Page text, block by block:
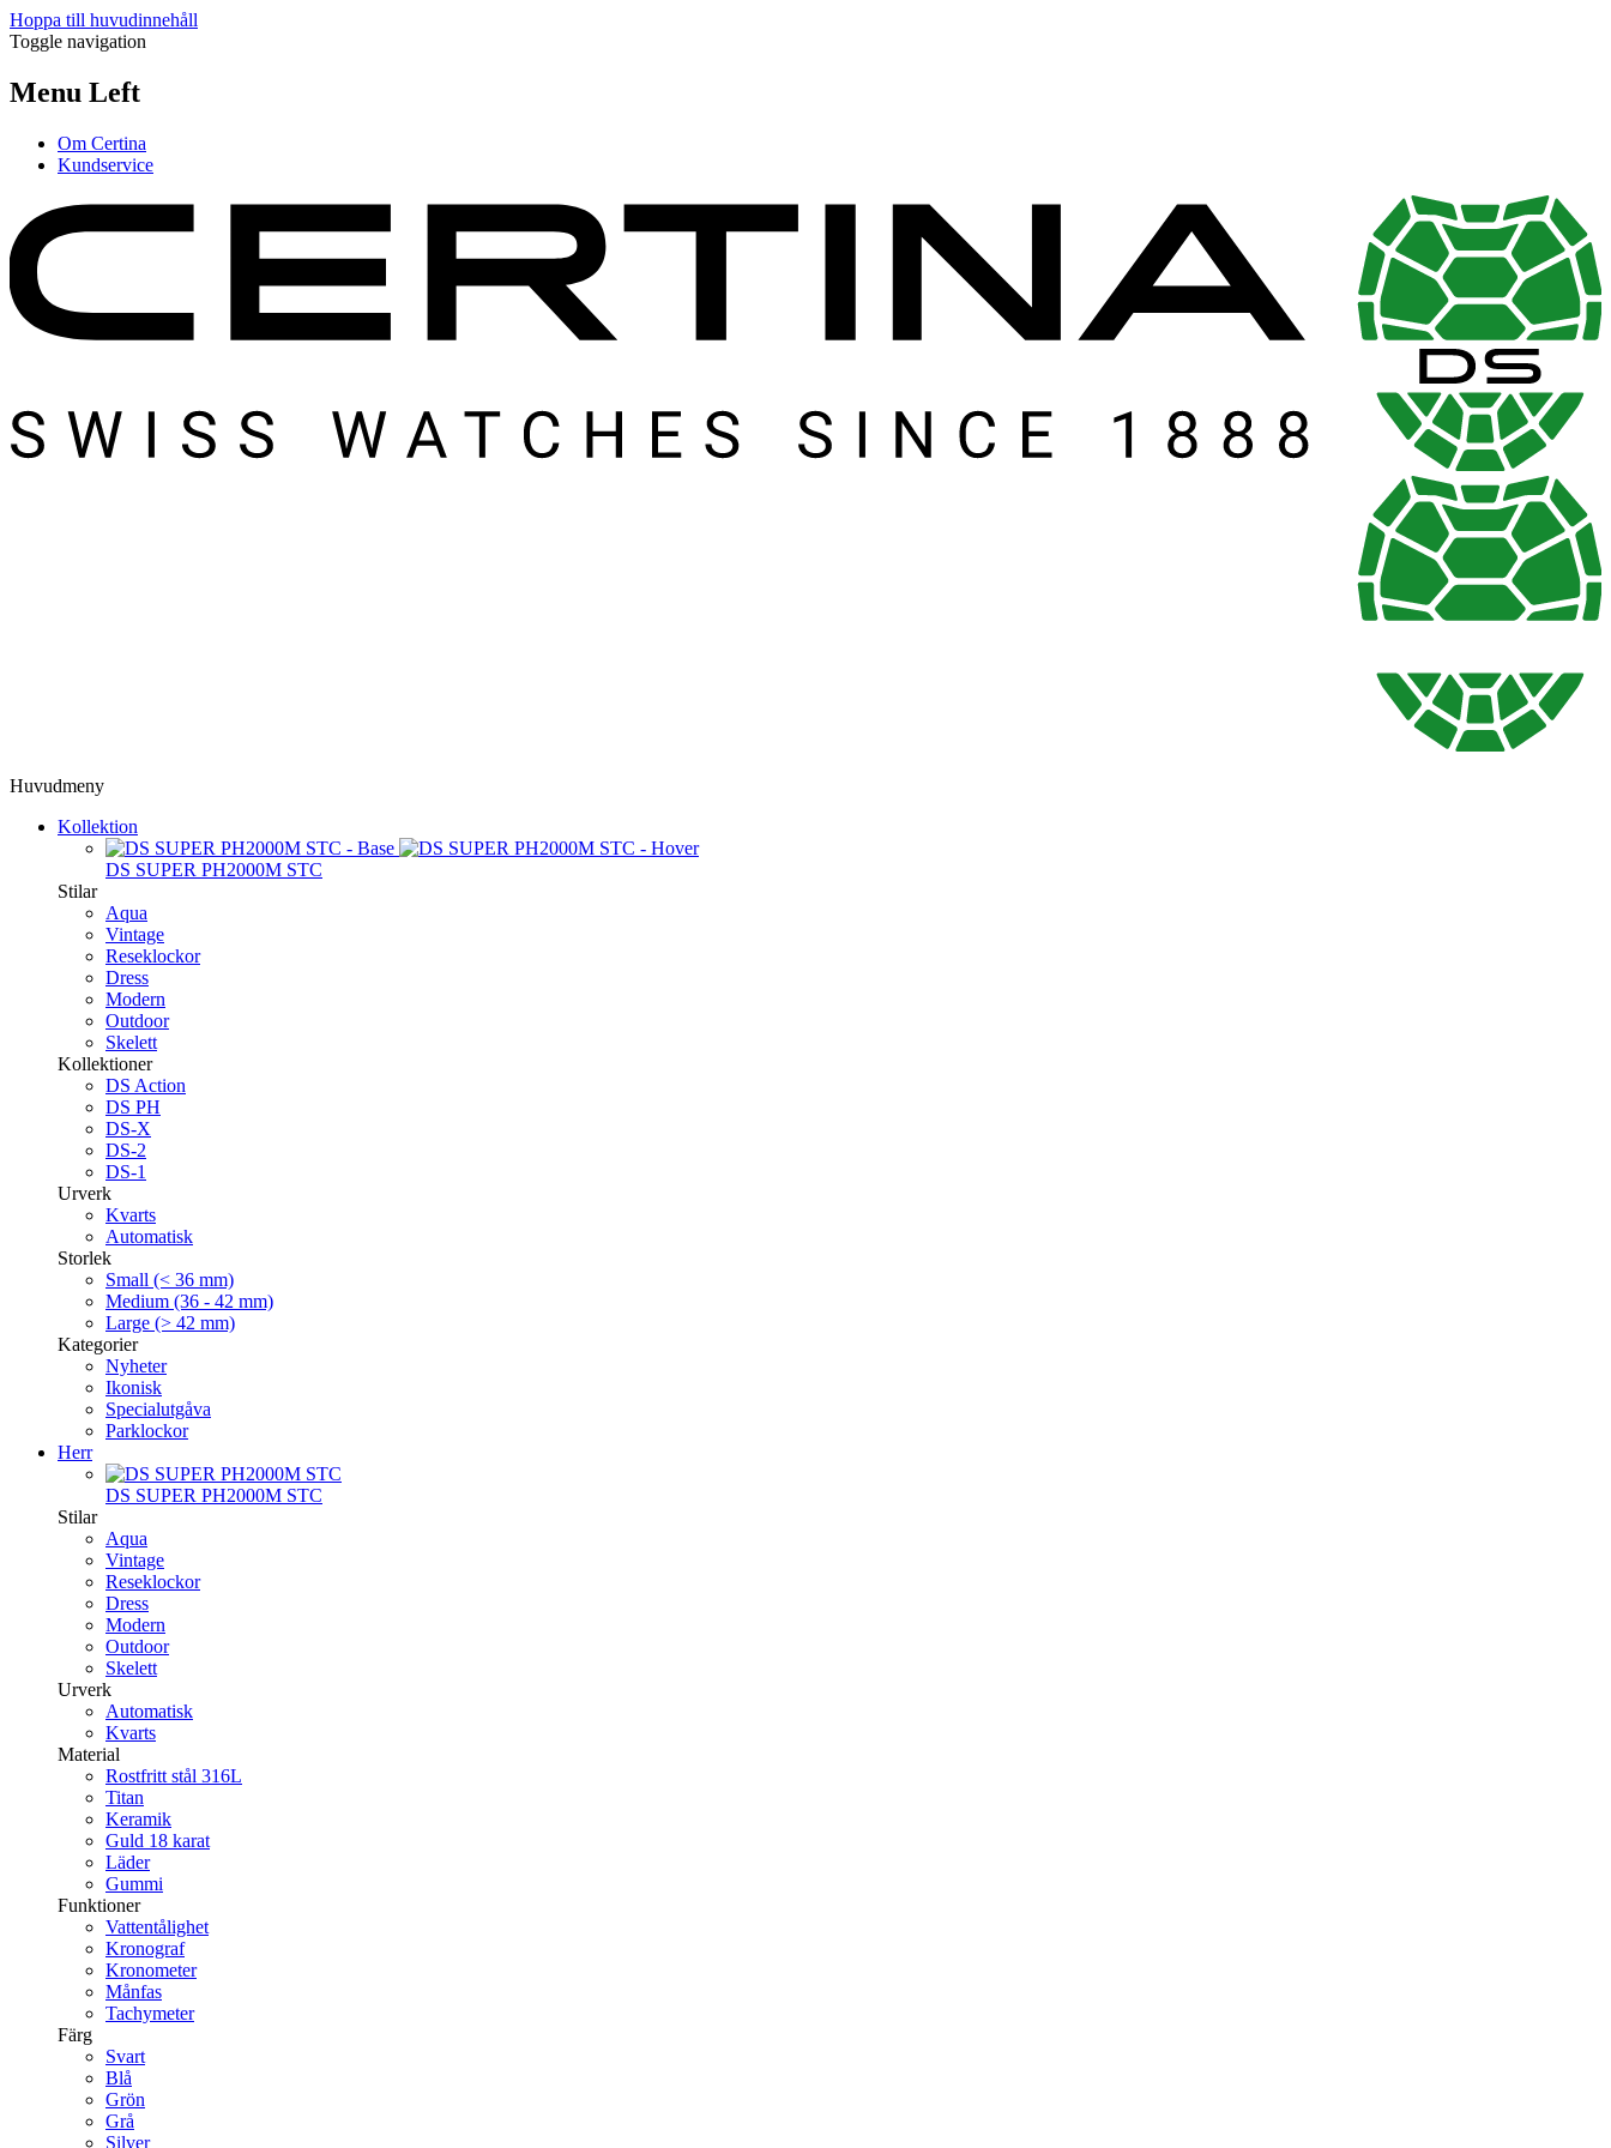
Hoppa till huvudinnehåll
Toggle navigation
Menu Left
Om Certina
Kundservice
Huvudmeny
Kollektion
DS SUPER PH2000M STC
Stilar
Aqua
Vintage
Reseklockor
Dress
Modern
Outdoor
Skelett
Kollektioner
DS Action
DS PH
DS-X
DS-2
DS-1
Urverk
Kvarts
Automatisk
Storlek
Small (< 36 mm)
Medium (36 - 42 mm)
Large (> 42 mm)
Kategorier
Nyheter
Ikonisk
Specialutgåva
Parklockor
Herr
DS SUPER PH2000M STC
Stilar
Aqua
Vintage
Reseklockor
Dress
Modern
Outdoor
Skelett
Urverk
Automatisk
Kvarts
Material
Rostfritt stål 316L
Titan
Keramik
Guld 18 karat
Läder
Gummi
Funktioner
Vattentålighet
Kronograf
Kronometer
Månfas
Tachymeter
Färg
Svart
Blå
Grön
Grå
Silver